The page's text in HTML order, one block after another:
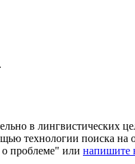
в лингвистических
технологии поиска
проблеме" или напишите